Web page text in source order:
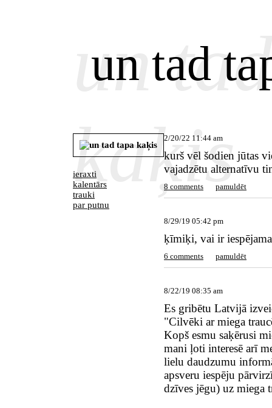
un tad
un
kaķis
ieraxti
kalentārs
trauki
par putnu
2/20/22 11:44 am
kurš vēl šodien jūtas
vajadzētu alternatīvu
8 comments pamuldēt
8/29/19 05:42 pm
ķīmiķi, vai ir
6 comments pamuldēt
8/22/19 08:35 am
Es gribētu Latvijā
"Cilvēki ar miega
Kopš esmu saķērusi
mani ļoti interesē arī
lielu daudzumu
apsveru iespēju
dzīves jēgu) uz miega